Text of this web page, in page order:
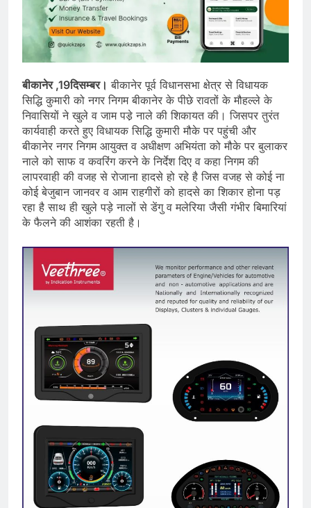
बीकानेर ,19दिसम्बर। बीकानेर पूर्व विधानसभा क्षेत्र से विधायक
सिद्धि कुमारी को नगर निगम बीकानेर के पीछे रावतों के मौहल्ले के
निवासियों ने खुले व जाम पडे़ नाले की शिकायत की। जिसपर तुरंत
कार्यवाही करते हुए विधायक सिद्धि कुमारी मौके पर पहुंची और
बीकानेर नगर निगम आयुक्त व अधीक्षण अभियंता को मौके पर बुलाकर
नाले को साफ व कवरिंग करने के निर्देश दिए व कहा निगम की
लापरवाही की वजह से रोजाना हादसे हो रहे है जिस वजह से कोई ना
कोई बेजुबान जानवर व आम राहगीरों को हादसे का शिकार होना पड़
रहा है साथ ही खुले पड़े नालों से डेंगु व मलेरिया जैसी गंभीर बिमारियां
के फैलने की आशंका रहती है।